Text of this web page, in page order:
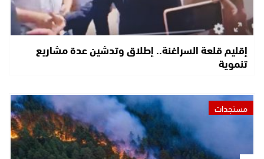
إقليم قلعة السراغنة.. إطلاق وتدشين عدة مشاريع
تنموية
مستجدات